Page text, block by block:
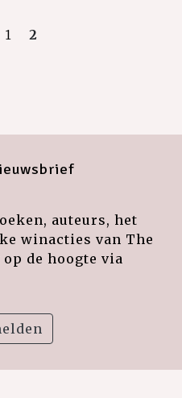
1 2
auteurs, het
winacties van The
de hoogte via